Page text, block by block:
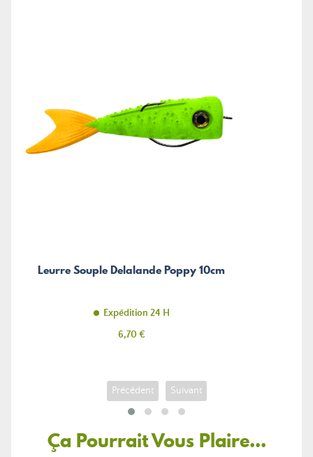
Leurre Souple Delalande Poppy 10cm
Expédition 24 H
Prix
6,70 €
Précédent Suivant
Ça Pourrait Vous Plaire...